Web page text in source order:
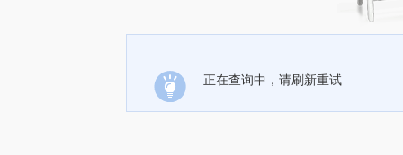
正在查询中，请刷新重试